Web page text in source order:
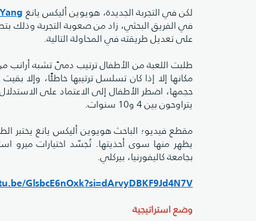
لكن في التجربة الجديدة، هويوين أليكس يانغ
في الفريق البحثي، زاد من صعوبة التجربة وذلك
على تعديل طريقته في المحاولة التالية.
طلبت اللعبة من الأطفال ترتيب دمىً تشبه أرانب من
مكانها إلا إذا كان تسلسل ترتيبها خاطئًا، وإلا
يتراوحون بين 4 و10 سنوات.
يظهر منها سوى أحذيتها. تُجسّد اختيارات ميرو
بجامعة كاليفورنيا، بيركلي.
GlsbcE6nOxk?si=dArvyDBKF9Jd4N7V
وضع استراتيجية